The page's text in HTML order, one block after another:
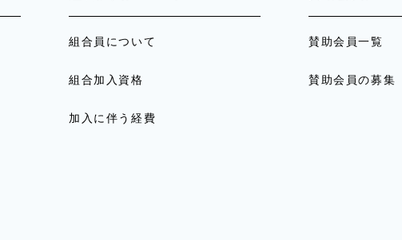
組合員について
組合加入資格
加入に伴う経費
賛助会員一覧
賛助会員の募集